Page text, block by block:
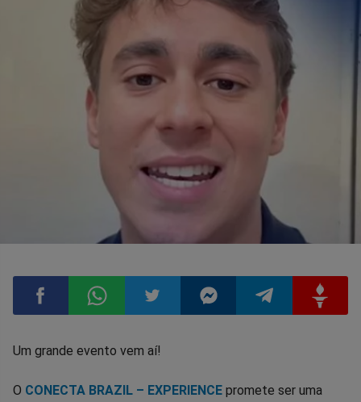
Compartilhar
no
Compartilhar
no
Compartilhar
no
no
no
no
Um grande evento vem aí!
O CONECTA BRAZIL – EXPERIENCE promete ser uma